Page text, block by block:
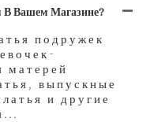
В Вашем Магазине?
подружек
матерей
выпускные
и другие